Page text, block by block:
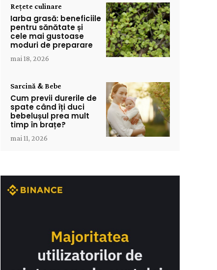
Rețete culinare
Iarba grasă: beneficiile
pentru sănătate și
cele mai gustoase
moduri de preparare
mai 18, 2026
Sarcină & Bebe
Cum previi durerile de
spate când îți duci
bebelușul prea mult
timp în brațe?
mai 11, 2026